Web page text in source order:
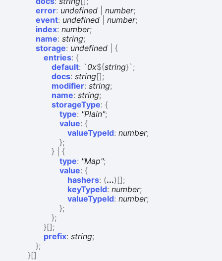
error: undefined number;
event: undefined number;
index: number;
name: string;
storage: undefined
{
entries: {
default: ` 0x${string}` ;
docs: string[];
modifier: string;
name: string;
storageType: {
type: "Plain";
value: {
valueTypeId: number;
};
}
{
type: "Map";
value: {
hashers: (...) [];
keyTypeId: number;
valueTypeId: number;
};
};
}[];
prefix: string;
};
}[]